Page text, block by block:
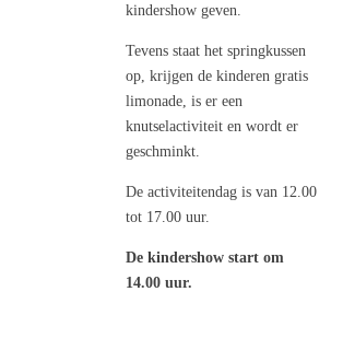
kindershow geven.
Tevens staat het springkussen
op, krijgen de kinderen gratis
limonade, is er een
knutselactiviteit en wordt er
geschminkt.
De activiteitendag is van 12.00
tot 17.00 uur.
De kindershow start om
14.00 uur.